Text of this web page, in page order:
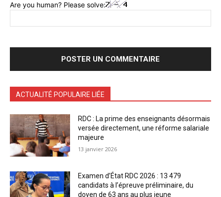
Are you human? Please solve:
ACTUALITÉ POPULAIRE LIÉE
RDC : La prime des enseignants désormais
versée directement, une réforme salariale
majeure
13 janvier 2026
Examen d’État RDC 2026 : 13 479
candidats à l’épreuve préliminaire, du
doyen de 63 ans au plus jeune